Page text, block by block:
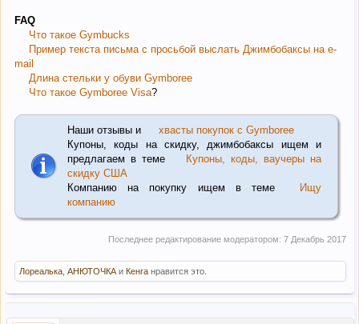
FAQ
Что такое Gymbucks
Пример текста письма с просьбой выслать Джимбобаксы на e-
mail
Длина стельки у обуви Gymboree
Что такое Gymboree Visa?
Наши отзывы и
хвасты покупок с Gymboree
Купоны, коды на скидку, джимбобаксы ищем и
предлагаем в теме
Купоны, коды, ваучеры на
скидку США
Компанию на покупку ищем в теме
Ищу
компанию
Последнее редактирование модератором: 7 Декабрь 2017
Лореалька АНЮТОЧКА и Кенга нравится это.